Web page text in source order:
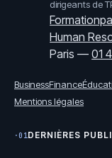
dirigeants de
Human
Paris —01
BusinessFinance
Mentions légales
·01DERNIÈRES